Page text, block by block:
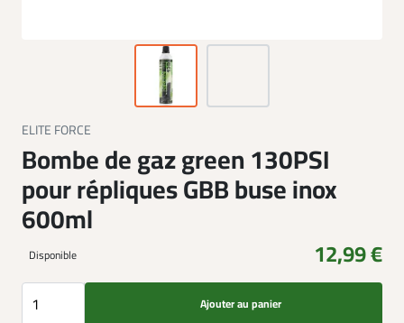
ELITE FORCE
Bombe de gaz green 130PSI
pour répliques GBB buse inox
600ml
Disponible 12,99 €
Ajouter au panier